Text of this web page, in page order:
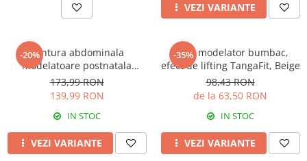
VEZI VARIANTE
-20%Centura abdominala
modelatoare postnatala
PREMIUM, prindere velcro,
Beige
173,99 RON
139,99 RON
IN STOC
VEZI VARIANTE
-35%
Body modelator bumbac,
efect de lifting TangaFit, Beige
98,43 RON
de la 63,50 RON
IN STOC
VEZI VARIANTE